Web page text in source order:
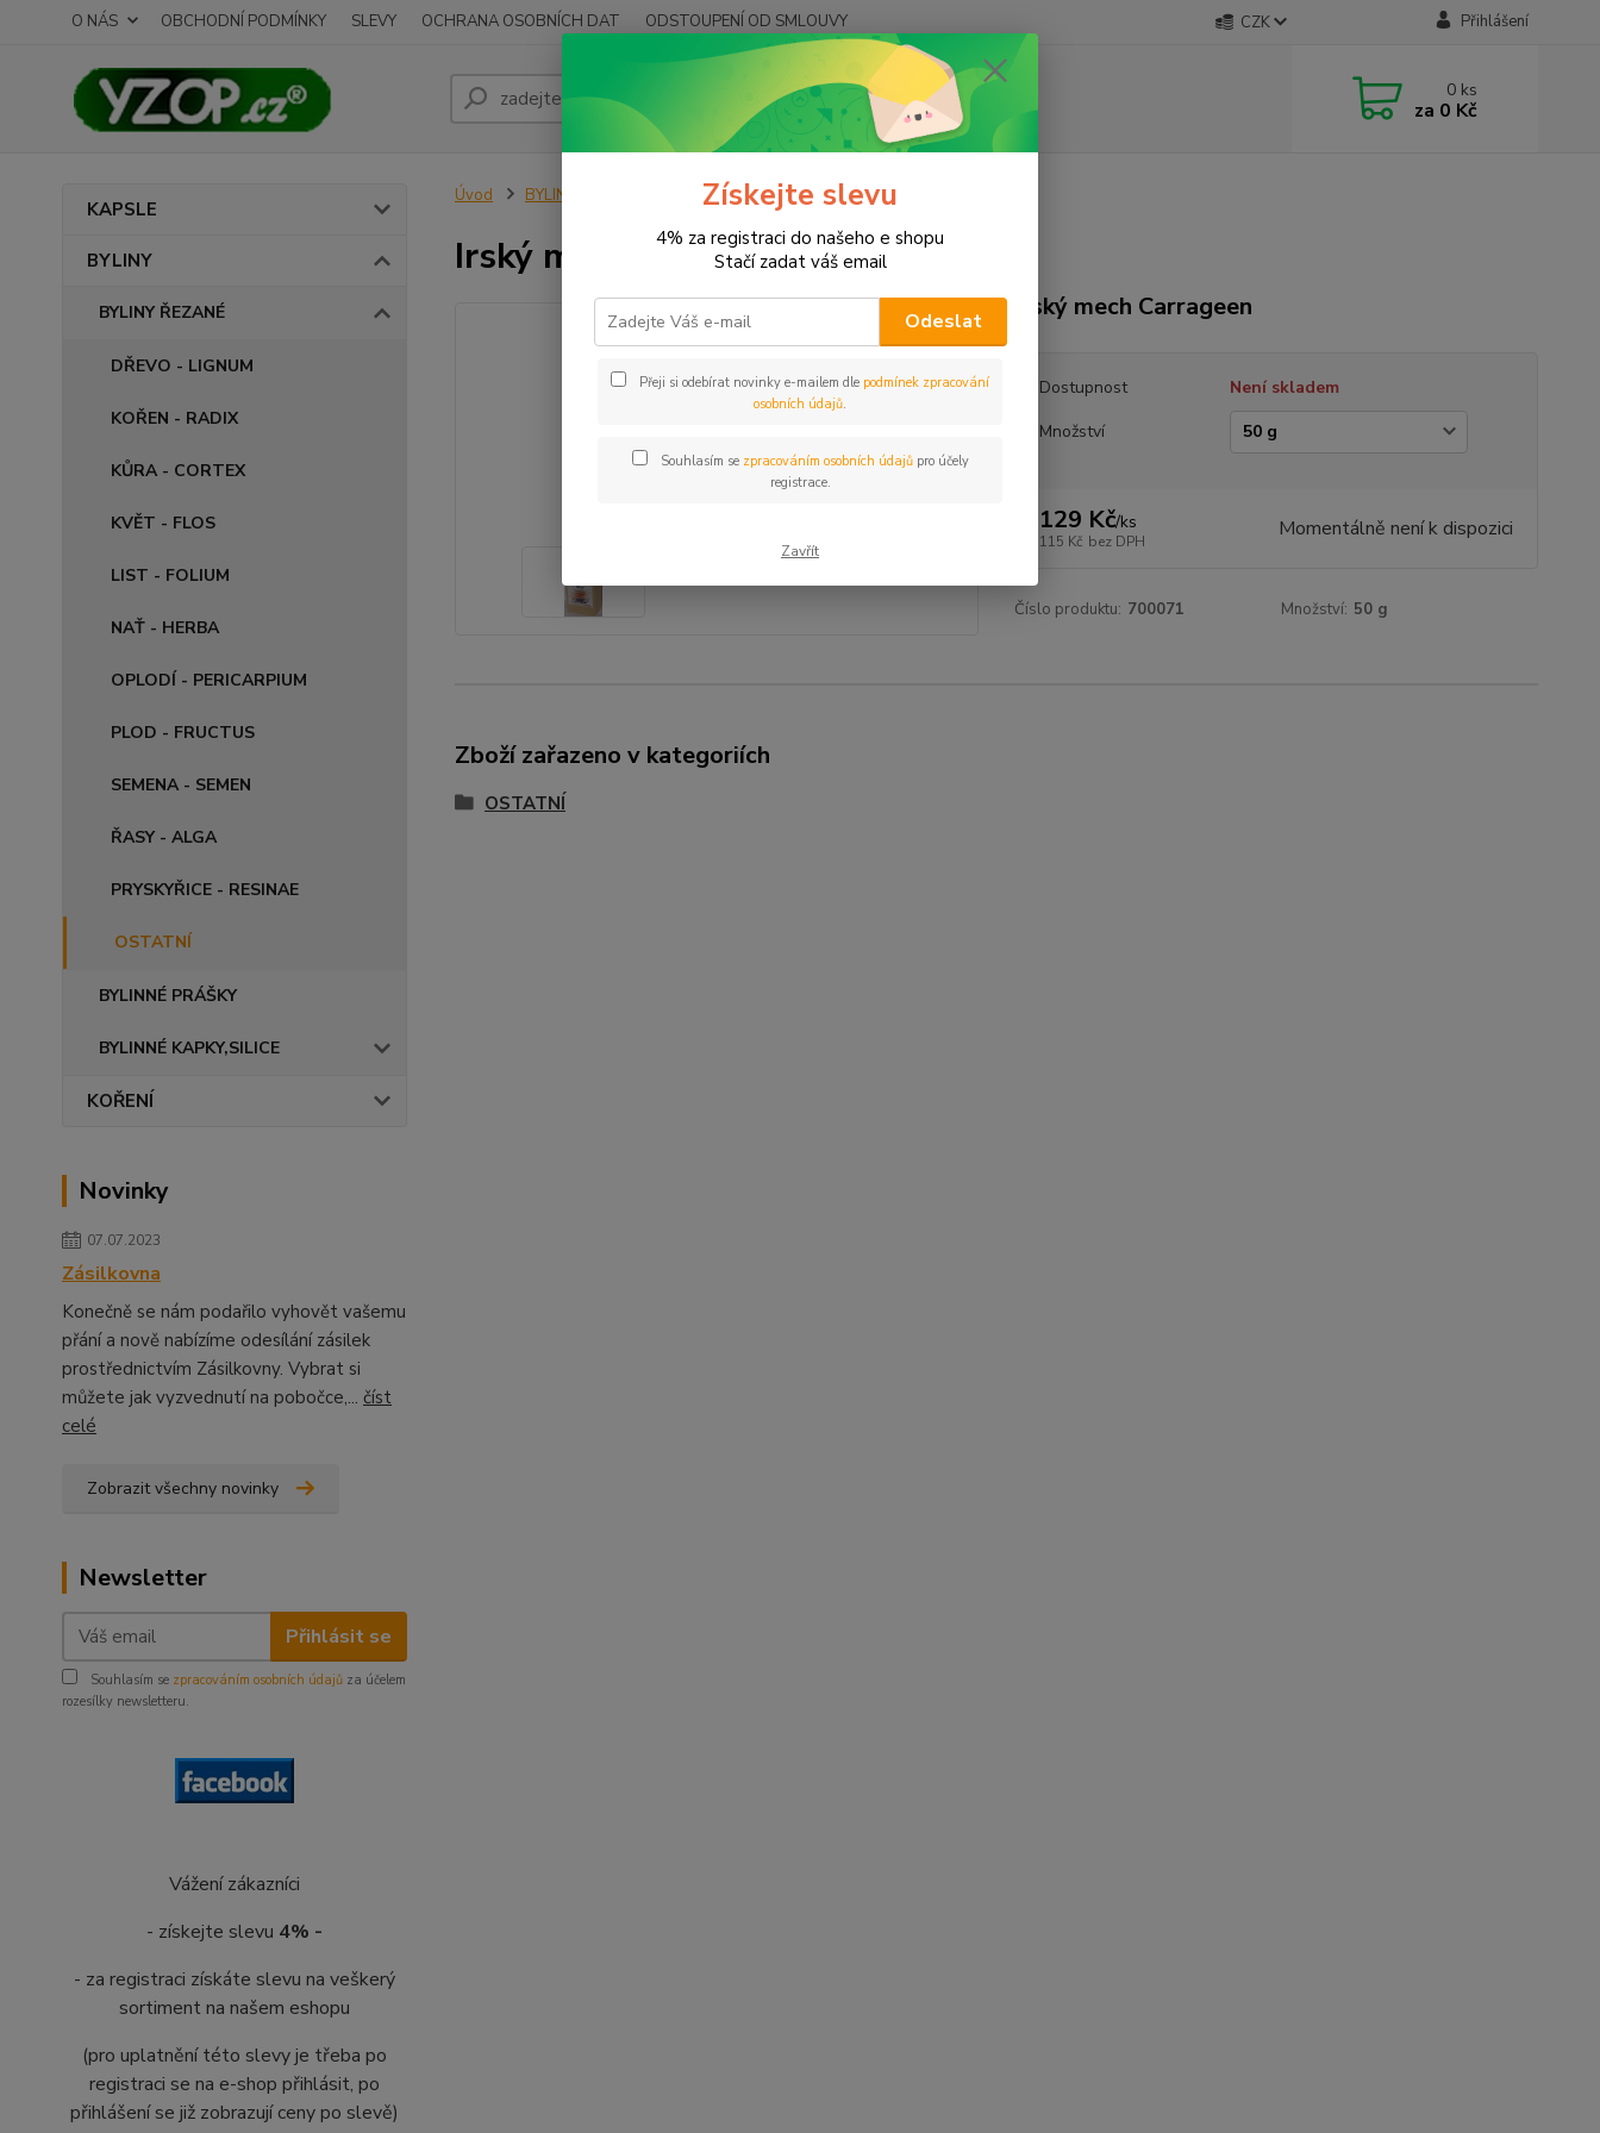
O NÁS OBCHODNÍ PODMÍNKY SLEVY OCHRANA OSOBNÍCH DAT ODSTOUPENÍ OD SMLOUVY CZK Přihlášení
Hledat 0 ks
za 0 Kč
KAPSLE
BYLINY
BYLINY ŘEZANÉ
DŘEVO - LIGNUM
KOŘEN - RADIX
KŮRA - CORTEX
KVĚT - FLOS
LIST - FOLIUM
NAŤ - HERBA
OPLODÍ - PERICARPIUM
PLOD - FRUCTUS
SEMENA - SEMEN
ŘASY - ALGA
PRYSKYŘICE - RESINAE
OSTATNÍ
BYLINNÉ PRÁŠKY
BYLINNÉ KAPKY,SILICE
KOŘENÍ
Novinky
07.07.2023
Zásilkovna
Konečně se nám podařilo vyhovět vašemu
přání a nově nabízíme odesílání zásilek
prostřednictvím Zásilkovny. Vybrat si
můžete jak vyzvednutí na pobočce,... číst
celé
Zobrazit všechny novinky
Newsletter
Přihlásit se
Souhlasím se zpracováním osobních údajů za účelem
rozesílky newsletteru.
Vážení zákazníci
- získejte slevu 4% -
- za registraci získáte slevu na veškerý
sortiment na našem eshopu
(pro uplatnění této slevy je třeba po
registraci se na e-shop přihlásit, po
přihlášení se již zobrazují ceny po slevě)
Úvod BYLINY BYLINY ŘEZANÉ OSTATNÍ Irský mech (carragen)
Irský mech (carragen)
Irský mech Carrageen
Dostupnost
Není skladem
Množství
129 Kč/ks
115 Kč bez DPH Momentálně není k dispozici
Číslo produktu: 700071 Množství: 50 g
Zboží zařazeno v kategoriích
OSTATNÍ
Získejte slevu
4% za registraci do našeho e shopu
Stačí zadat váš email
Odeslat
Přeji si odebírat novinky e-mailem dle podmínek zpracování
osobních údajů.
Souhlasím se zpracováním osobních údajůpro účely
registrace.
Zavřít